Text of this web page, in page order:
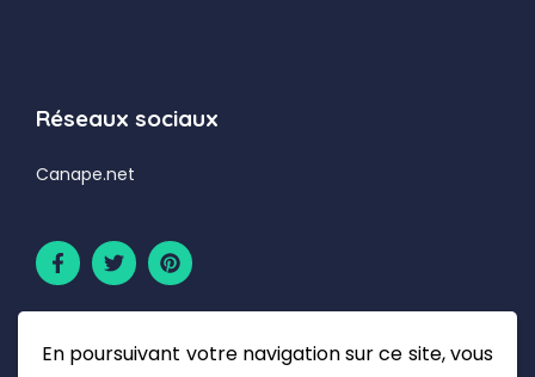
En poursuivant votre navigation sur ce site, vous
Réseaux sociaux
Canape.net